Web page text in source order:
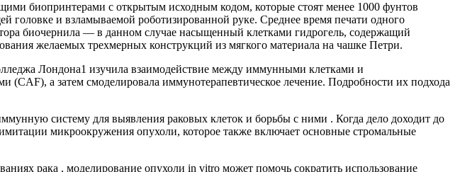
биопринтерами с открытым исходным кодом, которые стоят менее 1000 фунтов
головке и взламываемой роботизированной руке. Среднее время печати одного
биочернила — в данном случае насыщенный клетками гидрогель, содержащий
желаемых трехмерных конструкций из мягкого материала на чашке Петри.
Лондона1 изучила взаимодействие между иммунными клетками и
а затем смоделировала иммунотерапевтическое лечение. Подробности их подхода
систему для выявления раковых клеток и борьбы с ними . Когда дело доходит до
микроокружения опухоли, которое также включает основные стромальные
рака , моделирование опухоли in vitro может помочь сократить использование